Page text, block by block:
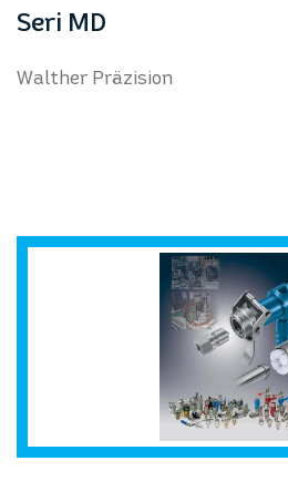
Walther Präzision
Seri MD